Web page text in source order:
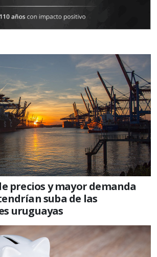
precios y mayor demanda
suba de las
uruguayas